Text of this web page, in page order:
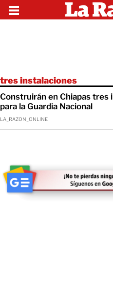
tres instalaciones
Construirán en Chiapas tres
para la Guardia Nacional
LA_RAZON_ONLINE